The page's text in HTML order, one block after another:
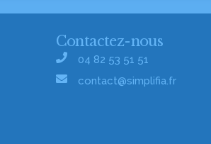
Contactez-nous
04 82 53 51 51
contact@simplifia.fr